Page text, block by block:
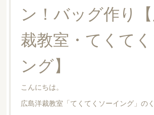
ン！バッグ作り
裁教室・てくて
ング】
こんにちは。
広島洋裁教室「てくてくソーイング」のく